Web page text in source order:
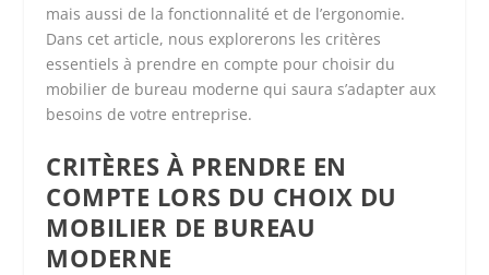
mais aussi de la fonctionnalité et de l’ergonomie.
Dans cet article, nous explorerons les critères
essentiels à prendre en compte pour choisir du
mobilier de bureau moderne qui saura s’adapter aux
besoins de votre entreprise.
CRITÈRES À PRENDRE EN
COMPTE LORS DU CHOIX DU
MOBILIER DE BUREAU
MODERNE